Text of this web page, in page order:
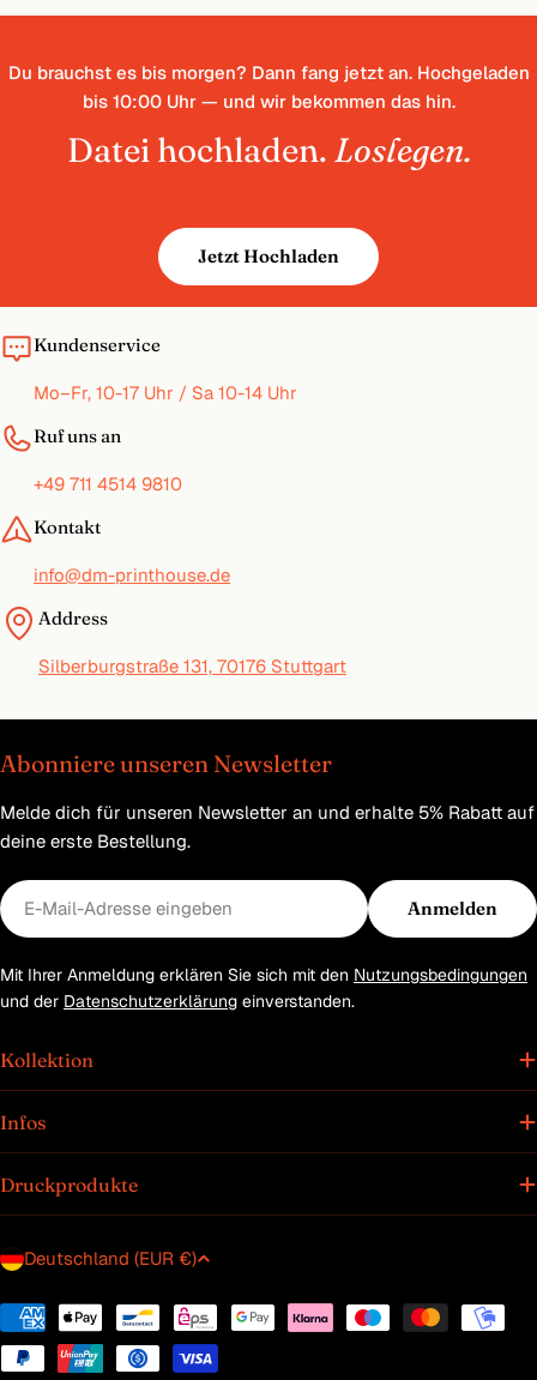
Du brauchst es bis morgen? Dann fang jetzt an. Hochgeladen
bis 10:00 Uhr — und wir bekommen das hin.
Datei hochladen. Loslegen.
Jetzt Hochladen
Kundenservice
Mo–Fr, 10-17 Uhr / Sa 10-14 Uhr
Ruf uns an
+49 711 4514 9810
Kontakt
info@dm-printhouse.de
Address
Silberburgstraße 131, 70176 Stuttgart
Abonniere unseren Newsletter
Melde dich für unseren Newsletter an und erhalte 5% Rabatt auf
deine erste Bestellung.
E-
Mail
Anmelden
Mit Ihrer Anmeldung erklären Sie sich mit den Nutzungsbedingungen
und der Datenschutzerklärung einverstanden.
Kollektion
Infos
Druckprodukte
L
n
d
Deutschland (EUR €)
Zahlungsmethoden